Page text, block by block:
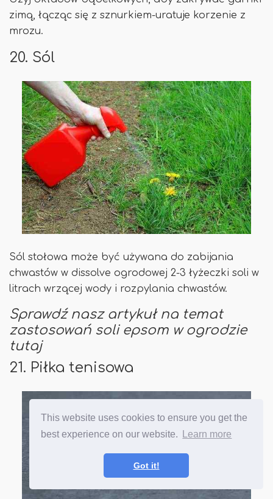
This website uses cookies to ensure you get the
best experience on our website.
Learn more
Got it!
zimą, łącząc się z sznurkiem-uratuje korzenie z
mrozu.
20. Sól
Sól stołowa może być używana do zabijania
chwastów w dissolve ogrodowej 2-3 łyżeczki soli w
litrach wrzącej wody i rozpylania chwastów.
Sprawdź nasz artykuł na temat
zastosowań soli epsom w ogrodzie
tutaj
21. Piłka tenisowa